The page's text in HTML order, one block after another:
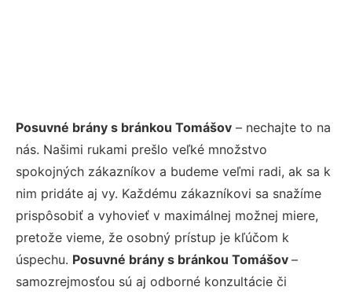
Posuvné brány s bránkou Tomášov – nechajte to na
nás. Našimi rukami prešlo veľké množstvo
spokojných zákazníkov a budeme veľmi radi, ak sa k
nim pridáte aj vy. Každému zákazníkovi sa snažíme
prispôsobiť a vyhovieť v maximálnej možnej miere,
pretože vieme, že osobný prístup je kľúčom k
úspechu. Posuvné brány s bránkou Tomášov –
samozrejmosťou sú aj odborné konzultácie či